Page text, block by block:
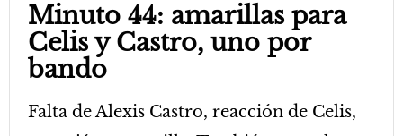
Minuto 44: amarillas para
Celis y Castro, uno por
bando
Falta de Alexis Castro, reacción de Celis,